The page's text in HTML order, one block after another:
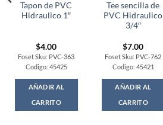
Tapon de PVC
Hidraulico 1″
$4.00
Foset Sku: PVC-363
Codigo: 45425
AÑADIR AL
CARRITO
Tee sencilla de
PVC Hidraulico
3/4″
$7.00
Foset Sku: PVC-762
Codigo: 45421
AÑADIR AL
CARRITO